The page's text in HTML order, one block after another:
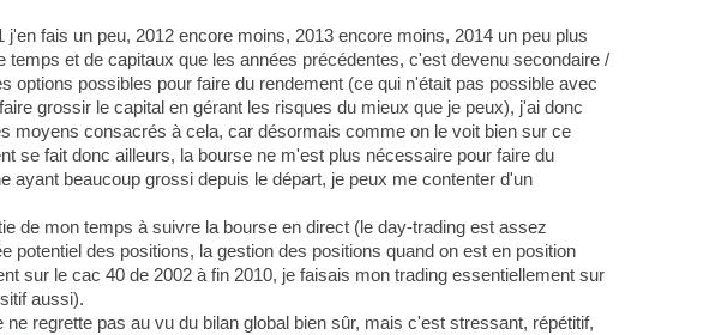
fais un peu, 2012 encore moins, 2013 encore moins, 2014 un peu plus
et de capitaux que les années précédentes, c'est devenu secondaire /
possibles pour faire du rendement (ce qui n'était pas possible avec
grossir le capital en gérant les risques du mieux que je peux), j'ai donc
moyens consacrés à cela, car désormais comme on le voit bien sur ce
se fait donc ailleurs, la bourse ne m'est plus nécessaire pour faire du
beaucoup grossi depuis le départ, je peux me contenter d'un
de mon temps à suivre la bourse en direct (le day-trading est assez
des positions, la gestion des positions quand on est en position
sur le cac 40 de 2002 à fin 2010, je faisais mon trading essentiellement sur
aussi).
regrette pas au vu du bilan global bien sûr, mais c'est stressant, répétitif,